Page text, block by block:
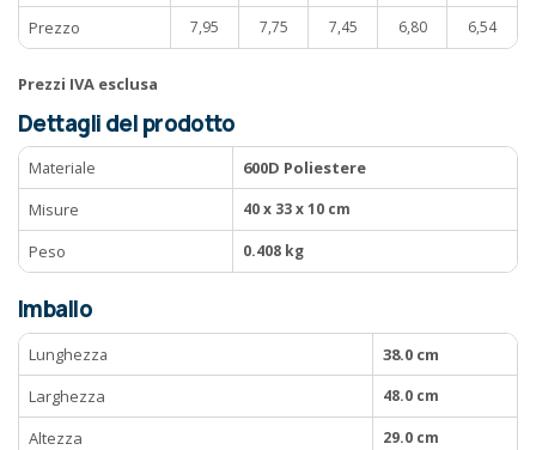
Prezzo 7,95 7,75 7,45 6,80 6,54
Prezzi IVA esclusa
Dettagli del prodotto
Materiale
600D Poliestere
Misure
40 x 33 x 10 cm
Peso 0.408 kg
Imballo
Lunghezza
38.0 cm
Larghezza
48.0 cm
Altezza 29.0 cm